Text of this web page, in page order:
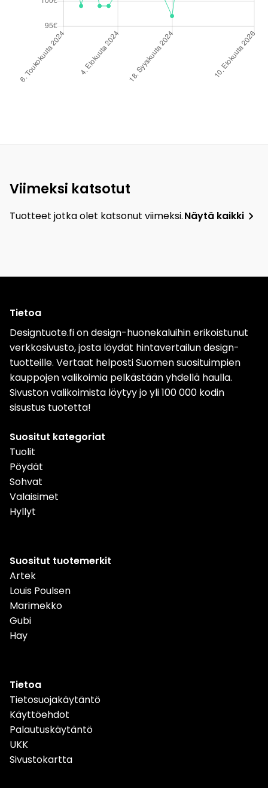
Viimeksi katsotut
Tuotteet jotka olet katsonut viimeksi.Näytä kaikki
Tietoa
Designtuote.fi on design-huonekaluihin erikoistunut
verkkosivusto, josta löydät hintavertailun design-
tuotteille. Vertaat helposti Suomen suosituimpien
kauppojen valikoimia pelkästään yhdellä haulla.
Sivuston valikoimista löytyy jo yli 100 000 kodin
sisustus tuotetta!
Suositut kategoriat
Tuolit
Pöydät
Sohvat
Valaisimet
Hyllyt
Suositut tuotemerkit
Artek
Louis Poulsen
Marimekko
Gubi
Hay
Tietoa
Tietosuojakäytäntö
Käyttöehdot
Palautuskäytäntö
UKK
Sivustokartta